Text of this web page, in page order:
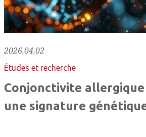
2026.04.02
Études et recherche
Conjonctivite allergique
une signature